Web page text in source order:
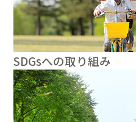
SDGsへの取り組み